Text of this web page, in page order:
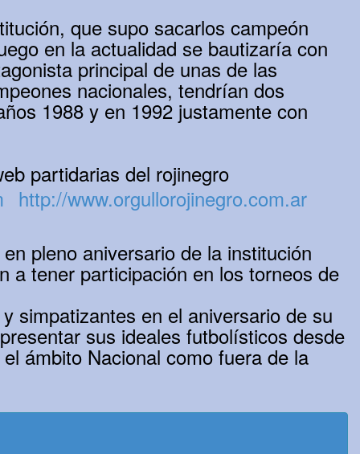
que supo sacarlos campeón
en la actualidad se bautizaría con
principal de unas de las
nacionales, tendrían dos
1988 y en 1992 justamente con
partidarias del rojinegro
http://www.orgullorojinegro.com.ar
pleno aniversario de la institución
a tener participación en los torneos de
simpatizantes en el aniversario de su
sus ideales futbolísticos desde
ámbito Nacional como fuera de la